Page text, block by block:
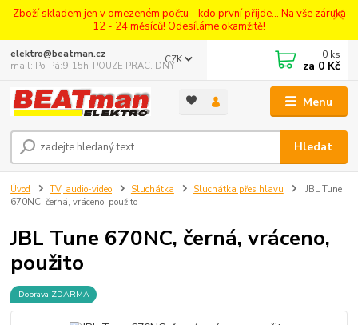
Zboží skladem jen v omezeném počtu - kdo první přijde... Na vše záruka
12 - 24 měsíců! Odesíláme okamžitě!
Menu
CZK
Hledat
elektro@beatman.cz
mail: Po-Pá:9-15h-POUZE PRAC. DNY
0 ks
za 0 Kč
Úvod TV, audio-video Sluchátka Sluchátka přes hlavu
JBL Tune
670NC, černá, vráceno, použito
JBL Tune 670NC, černá, vráceno,
použito
Doprava ZDARMA